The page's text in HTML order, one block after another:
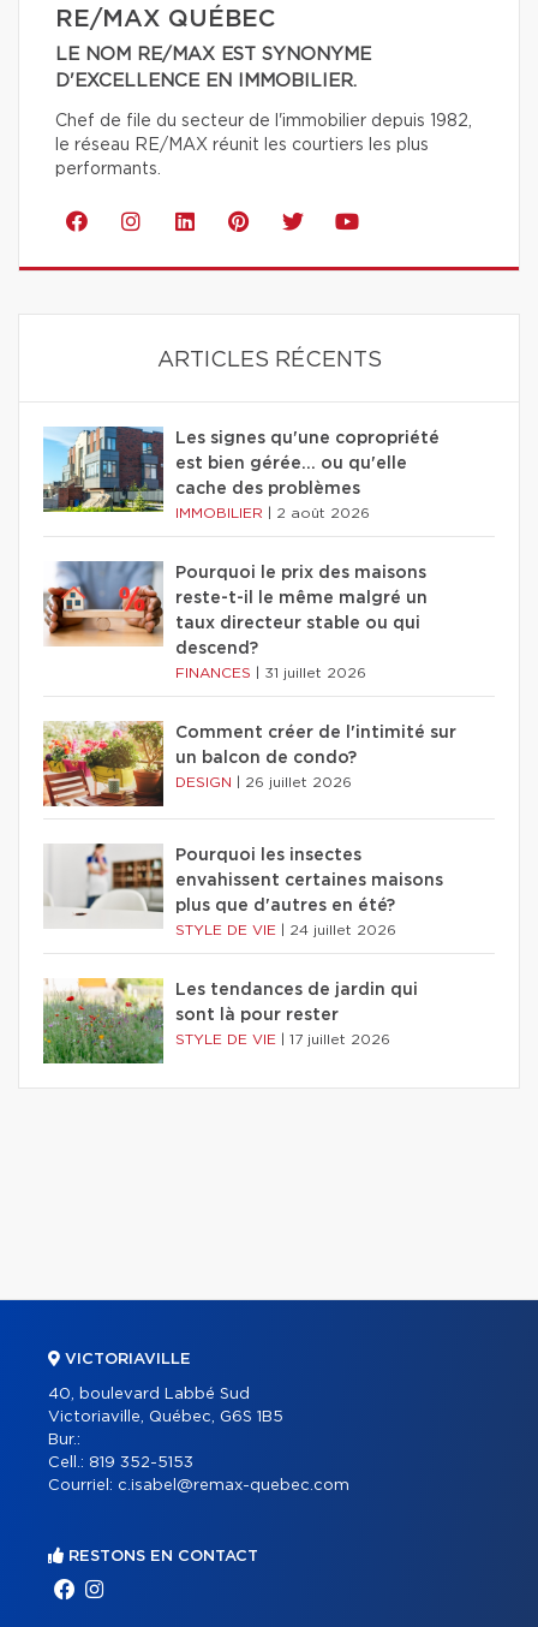
RE/MAX QUÉBEC
LE NOM RE/MAX EST SYNONYME
D'EXCELLENCE EN IMMOBILIER.
Chef de file du secteur de l'immobilier depuis 1982,
le réseau RE/MAX réunit les courtiers les plus
performants.
ARTICLES RÉCENTS
Les signes qu'une copropriété
est bien gérée… ou qu'elle
cache des problèmes
IMMOBILIER 2 août 2026
Pourquoi le prix des maisons
reste-t-il le même malgré un
taux directeur stable ou qui
descend?
FINANCES 31 juillet 2026
Comment créer de l'intimité sur
un balcon de condo?
DESIGN 26 juillet 2026
Pourquoi les insectes
envahissent certaines maisons
plus que d'autres en été?
STYLE DE VIE 24 juillet 2026
Les tendances de jardin qui
sont là pour rester
STYLE DE VIE 17 juillet 2026
VICTORIAVILLE
40, boulevard Labbé Sud
Victoriaville, Québec, G6S 1B5
Bur.:
Cell.: 819 352-5153
Courriel: c.isabel@remax-quebec.com
RESTONS EN CONTACT